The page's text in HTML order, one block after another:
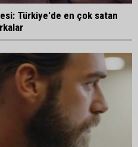
Türkiye'de en çok satan